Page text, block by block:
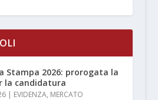
Stampa 2026: prorogata la
la candidatura
| EVIDENZA, MERCATO